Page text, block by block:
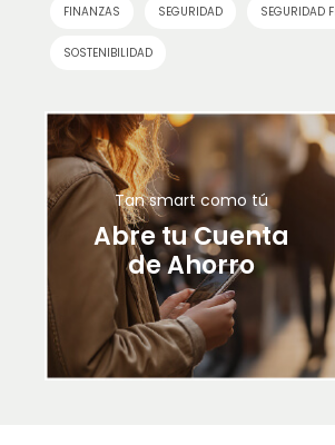
FINANZAS SEGURIDAD SEGURIDAD
SOSTENIBILIDAD
Tan smart como tú
Abre tu Cuenta
de Ahorro